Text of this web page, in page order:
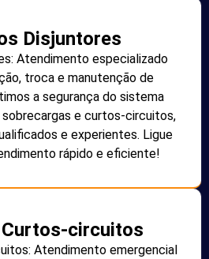
Disjuntores
Atendimento especializado
troca e manutenção de
a segurança do sistema
e curtos-circuitos,
e experientes. Ligue
rápido e eficiente!
circuitos
Atendimento emergencial